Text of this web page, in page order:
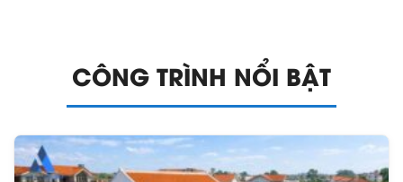
CÔNG TRÌNH NỔI BẬT